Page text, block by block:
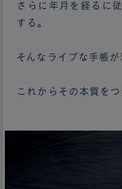
さらに年月を経るに
する。
そんなライブな手帳が
これからその本質を